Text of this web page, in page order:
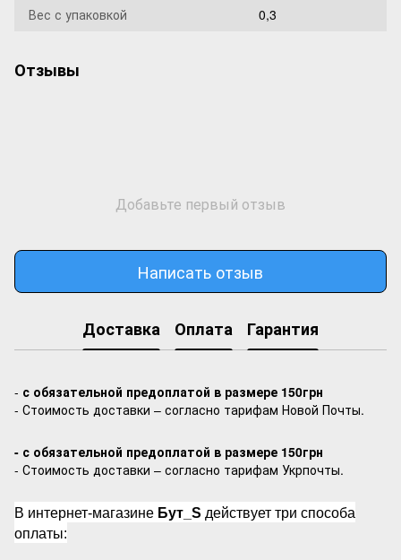
Вес с упаковкой
0,3
Отзывы
Добавьте первый отзыв
Написать отзыв
Доставка Оплата Гарантия
- с обязательной предоплатой в размере 150грн
- Стоимость доставки – согласно тарифам Новой Почты.
- с обязательной предоплатой в размере 150грн
- Стоимость доставки – согласно тарифам Укрпочты.
В интернет-магазине Бут_S действует три способа
оплаты: